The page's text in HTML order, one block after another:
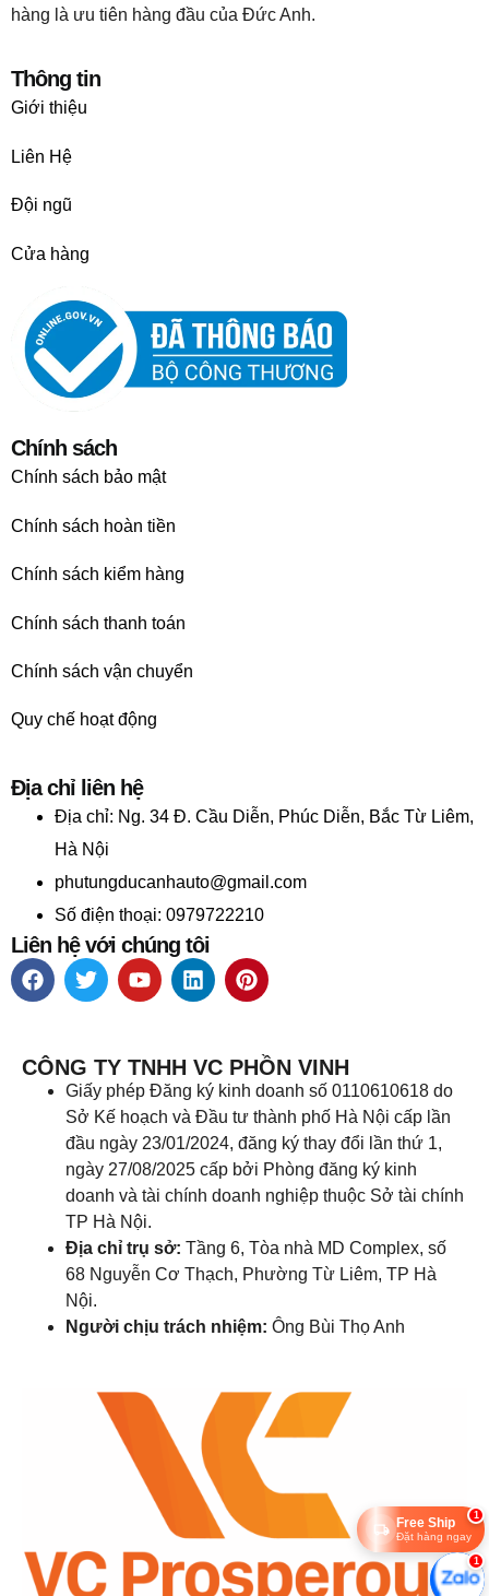
hàng là ưu tiên hàng đầu của Đức Anh.
Thông tin
Giới thiệu
Liên Hệ
Đội ngũ
Cửa hàng
Chính sách
Chính sách bảo mật
Chính sách hoàn tiền
Chính sách kiểm hàng
Chính sách thanh toán
Chính sách vận chuyển
Quy chế hoạt động
Địa chỉ liên hệ
Địa chỉ: Ng. 34 Đ. Cầu Diễn, Phúc Diễn, Bắc Từ Liêm,
Hà Nội
phutungducanhauto@gmail.com
Số điện thoại: 0979722210
Liên hệ với chúng tôi
CÔNG TY TNHH VC PHỒN VINH
Giấy phép Đăng ký kinh doanh số 0110610618 do
Sở Kế hoạch và Đầu tư thành phố Hà Nội cấp lần
đầu ngày 23/01/2024, đăng ký thay đổi lần thứ 1,
ngày 27/08/2025 cấp bởi Phòng đăng ký kinh
doanh và tài chính doanh nghiệp thuộc Sở tài chính
TP Hà Nội.
Địa chỉ trụ sở: Tầng 6, Tòa nhà MD Complex, số
68 Nguyễn Cơ Thạch, Phường Từ Liêm, TP Hà
Nội.
Người chịu trách nhiệm: Ông Bùi Thọ Anh
1
Free Ship
Đặt hàng ngay
1